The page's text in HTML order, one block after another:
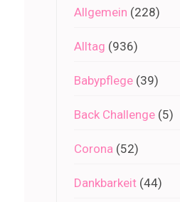
Allgemein (228)
Alltag (936)
Babypflege (39)
Back Challenge (5)
Corona (52)
Dankbarkeit (44)